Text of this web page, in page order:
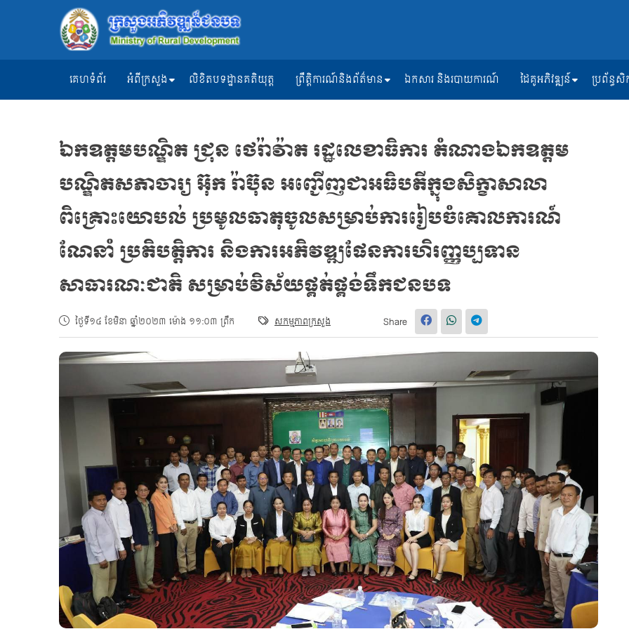
គេហទំព័រ អំពីក្រសួង លិខិតបទដ្ឋានគតិយុត្ត ព្រឹត្តិការណ៍និងព័ត៌មាន ឯកសារ និងរបាយការណ៍ ដៃគូអភិវឌ្ឍន៍ ប្រព័ន្ធ
ឯកឧត្តមបណ្ឌិត ជ្រុន ថេរ៉ាវ៉ាត រដ្ឋលេខាធិការ តំណាងឯកឧត្តម
បណ្ឌិតសភាចារ្យ អ៊ុក រ៉ាប៊ុន អញ្ជើញជាអធិបតីក្នុងសិក្ខាសាលា
ពិគ្រោះយោបល់ ប្រមូលធាតុចូលសម្រាប់ការរៀបចំគោលការណ៍
ណែនាំ ប្រតិបត្តិការ និងការអភិវឌ្ឍផែនការហិរញ្ញប្បទាន
សាធារណៈជាតិ សម្រាប់វិស័យផ្គត់ផ្គង់ទឹកជនបទ
ថ្ងៃទី១៤ ខែមិនា ឆ្នាំ២០២៣ ម៉ោង ១១:០៣ ព្រឹក សកម្មភាពក្រសួង Share